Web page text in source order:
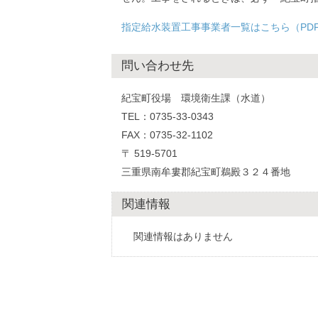
指定給水装置工事事業者一覧はこちら（
問い合わせ先
紀宝町役場 環境衛生課（水道）
TEL：0735-33-0343
FAX：0735-32-1102
〒 519-5701
三重県南牟婁郡紀宝町鵜殿３２４番地
関連情報
関連情報はありません